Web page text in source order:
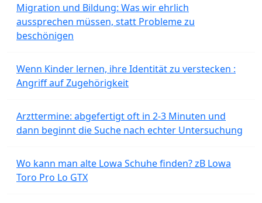
Migration und Bildung: Was wir ehrlich
aussprechen müssen, statt Probleme zu
beschönigen
Wenn Kinder lernen, ihre Identität zu verstecken :
Angriff auf Zugehörigkeit
Arzttermine: abgefertigt oft in 2-3 Minuten und
dann beginnt die Suche nach echter Untersuchung
Wo kann man alte Lowa Schuhe finden? zB Lowa
Toro Pro Lo GTX